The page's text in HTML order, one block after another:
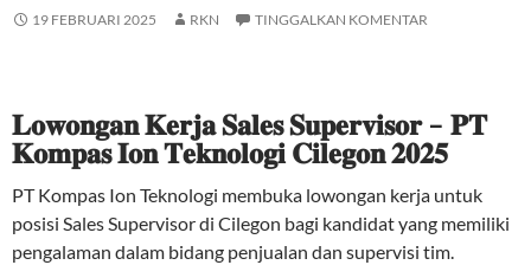
19 FEBRUARI 2025 RKN TINGGALKAN KOMENTAR
𝐋𝐨𝐰𝐨𝐧𝐠𝐚𝐧 𝐊𝐞𝐫𝐣𝐚 𝐒𝐚𝐥𝐞𝐬 𝐒𝐮𝐩𝐞𝐫𝐯𝐢𝐬𝐨𝐫 – 𝐏𝐓
𝐊𝐨𝐦𝐩𝐚𝐬 𝐈𝐨𝐧 𝐓𝐞𝐤𝐧𝐨𝐥𝐨𝐠𝐢 𝐂𝐢𝐥𝐞𝐠𝐨𝐧 𝟐𝟎𝟐𝟓
PT Kompas Ion Teknologi membuka lowongan kerja untuk
posisi Sales Supervisor di Cilegon bagi kandidat yang memiliki
pengalaman dalam bidang penjualan dan supervisi tim.